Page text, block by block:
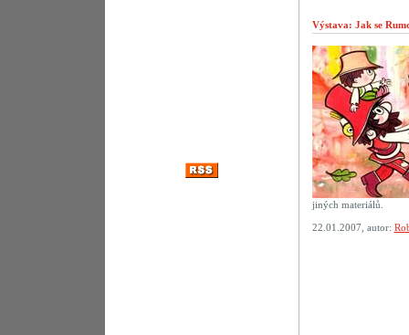
Výstava: Jak se
jiných materiálů.
22.01.2007, autor: